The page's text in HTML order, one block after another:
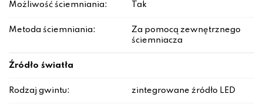
Możliwość ściemniania: Tak
Metoda ściemniania:
Za pomocą zewnętrznego
ściemniacza
Źródło światła
Rodzaj gwintu: zintegrowane źródło LED